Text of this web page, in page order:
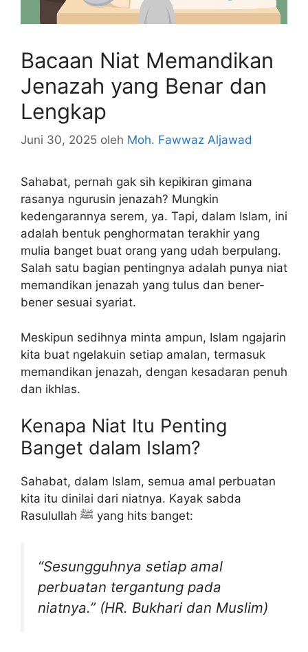
Bacaan Niat Memandikan
Jenazah yang Benar dan
Lengkap
Juni 30, 2025 oleh Moh. Fawwaz Aljawad
Sahabat, pernah gak sih kepikiran gimana
rasanya ngurusin jenazah? Mungkin
kedengarannya serem, ya. Tapi, dalam Islam, ini
adalah bentuk penghormatan terakhir yang
mulia banget buat orang yang udah berpulang.
Salah satu bagian pentingnya adalah punya niat
memandikan jenazah yang tulus dan bener-
bener sesuai syariat.
Meskipun sedihnya minta ampun, Islam ngajarin
kita buat ngelakuin setiap amalan, termasuk
memandikan jenazah, dengan kesadaran penuh
dan ikhlas.
Kenapa Niat Itu Penting
Banget dalam Islam?
Sahabat, dalam Islam, semua amal perbuatan
kita itu dinilai dari niatnya. Kayak sabda
Rasulullah ﷺ yang hits banget:
“Sesungguhnya setiap amal
perbuatan tergantung pada
niatnya.” (HR. Bukhari dan Muslim)